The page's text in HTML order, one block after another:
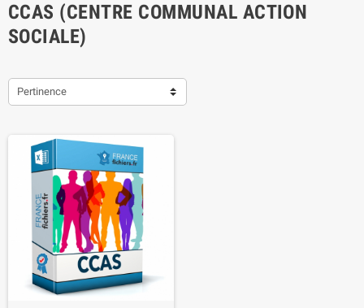
CCAS (CENTRE COMMUNAL ACTION
SOCIALE)
Pertinence